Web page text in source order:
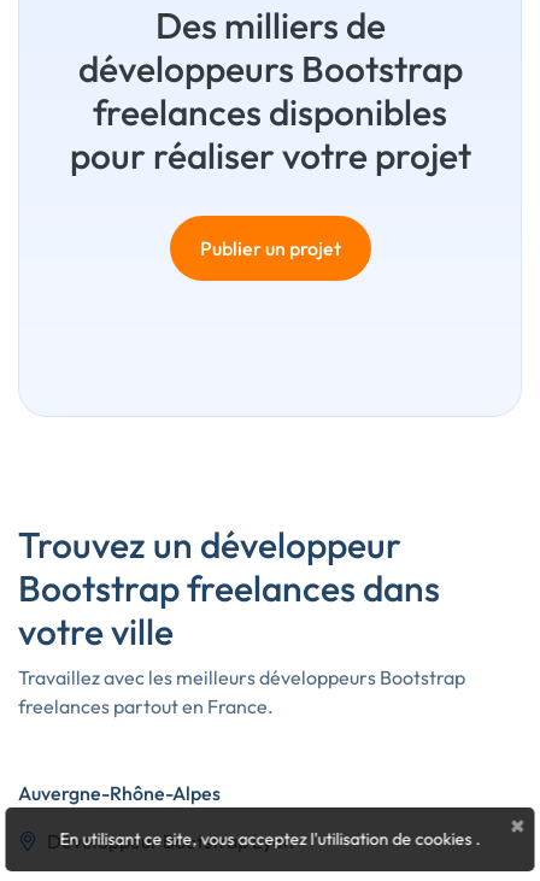
Des milliers de
développeurs Bootstrap
freelances disponibles
pour réaliser votre projet
Publier un projet
Trouvez un développeur
Bootstrap freelances dans
votre ville
Travaillez avec les meilleurs développeurs Bootstrap
freelances partout en France.
Auvergne-Rhône-Alpes
Développeur Bootstrap Lyon
×
En utilisant ce site, vous acceptez l'utilisation de cookies.